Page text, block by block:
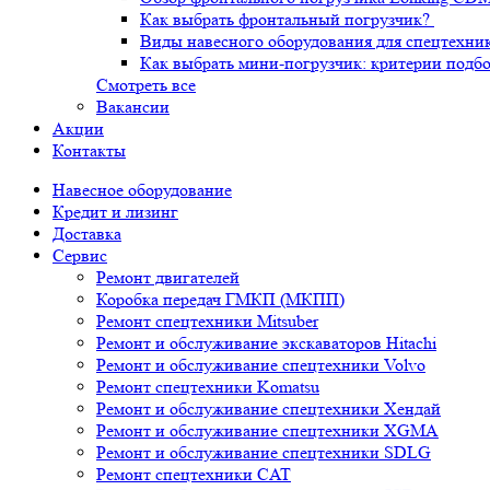
Как выбрать фронтальный погрузчик?
Виды навесного оборудования для
Как выбрать мини-погрузчик: критерии
Смотреть все
Вакансии
Акции
Контакты
Навесное оборудование
Кредит и лизинг
Доставка
Сервис
Ремонт двигателей
Коробка передач ГМКП (МКПП)
Ремонт спецтехники Mitsuber
Ремонт и обслуживание экскаваторов Hitachi
Ремонт и обслуживание спецтехники Volvo
Ремонт спецтехники Komatsu
Ремонт и обслуживание спецтехники Хендай
Ремонт и обслуживание спецтехники XGMA
Ремонт и обслуживание спецтехники SDLG
Ремонт спецтехники CAT